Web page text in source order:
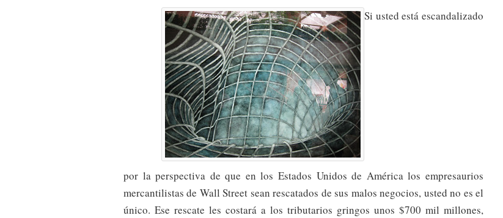
Si usted está escandalizado
por la perspectiva de que en los Estados Unidos de América los empresaurios
mercantilistas de Wall Street sean rescatados de sus malos negocios, usted no es el
único. Ese rescate les costará a los tributarios gringos unos $700 mil millones,